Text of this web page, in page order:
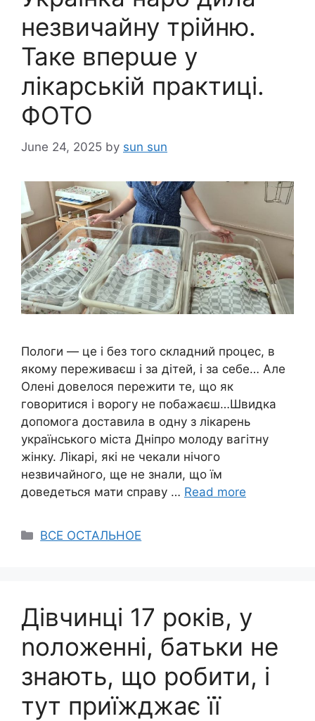
незвичайну трійню.
Таке вперաе у
лікарській практиці.
ФОТО
June 24, 2025 by sun sun
Пологи — це і без того складний процес, в
якому переживаєш і за дітей, і за себе… Але
Олені довелося пережити те, що як
говоритися і ворогу не побажаєш…Швидка
допомога доставила в одну з лікарень
українського міста Дніпро молоду вагітну
жінку. Лікарі, які не чекали нічого
незвичайного, ще не знали, що їм
доведеться мати справу … Read more
Categories
ВСЕ ОСТАЛЬНОЕ
Дівчинці 17 років, у
nоложенні, батьки не
знають, що робити, і
тут приїжджає її